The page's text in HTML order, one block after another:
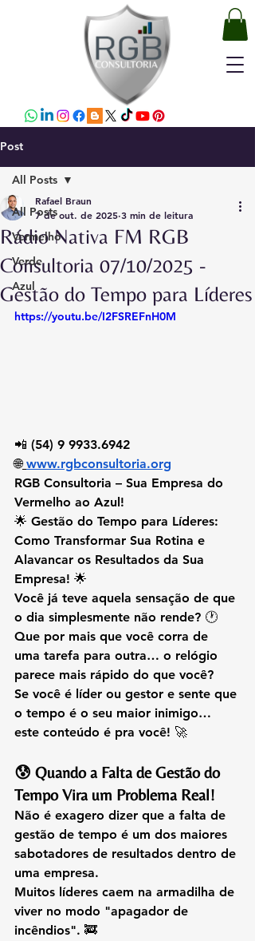
Post
All Posts
Vermelho
Verde
Azul
All Posts
Rádio Nativa FM RGB
Consultoria 07/10/2025 -
Gestão do Tempo para Líderes
Rafael Braun
7 de out. de 2025 3 min de leitura
https://youtu.be/I2FSREFnH0M
📲 (54) 9 9933.6942
🌐 www.rgbconsultoria.org
RGB Consultoria – Sua Empresa do
Vermelho ao Azul!
🌟 Gestão do Tempo para Líderes:
Como Transformar Sua Rotina e
Alavancar os Resultados da Sua
Empresa! 🌟
Você já teve aquela sensação de que
o dia simplesmente não rende? 🕐
Que por mais que você corra de
uma tarefa para outra… o relógio
parece mais rápido do que você?
Se você é líder ou gestor e sente que
o tempo é o seu maior inimigo…
este conteúdo é pra você! 🚀
😰 Quando a Falta de Gestão do
Tempo Vira um Problema Real!
Não é exagero dizer que a falta de
gestão de tempo é um dos maiores
sabotadores de resultados dentro de
uma empresa.
Muitos líderes caem na armadilha de
viver no modo "apagador de
incêndios". 🚒